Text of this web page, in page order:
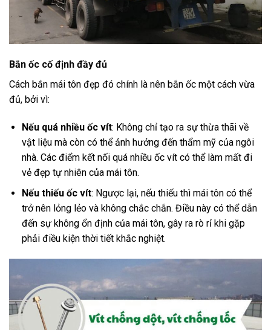
Bắn ốc cố định đầy đủ
Cách bắn mái tôn đẹp đó chính là nên bắn ốc một cách vừa
đủ, bởi vì:
Nếu quá nhiều ốc vít: Không chỉ tạo ra sự thừa thãi về
vật liệu mà còn có thể ảnh hưởng đến thẩm mỹ của ngôi
nhà. Các điểm kết nối quá nhiều ốc vít có thể làm mất đi
vẻ đẹp tự nhiên của mái tôn.
Nếu thiếu ốc vít: Ngược lại, nếu thiếu thì mái tôn có thể
trở nên lỏng lẻo và không chắc chắn. Điều này có thể dẫn
đến sự không ổn định của mái tôn, gây ra rò rỉ khi gặp
phải điều kiện thời tiết khắc nghiệt.